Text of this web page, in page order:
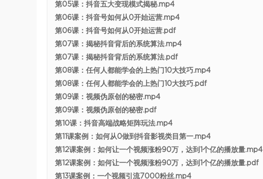
第05课：抖音五大变现模式揭秘.mp4
第06课：抖音号如何从0开始运营.mp4
第06课：抖音号如何从0开始运营.pdf
第07课：揭秘抖音背后的系统算法.mp4
第07课：揭秘抖音背后的系统算法.pdf
第08课：任何人都能学会的上热门10大技巧.mp4
第08课：任何人都能学会的上热门10大技巧.pdf
第09课：视频伪原创的秘密.mp4
第09课：视频伪原创的秘密.pdf
第10课：抖音高端战略矩阵玩法.mp4
第11课案例：如何从0做到抖音影视类目第一.mp4
第12课案例：如何让一个视频涨粉90万，达到1个亿的播放量.mp4
第12课案例：如何让一个视频涨粉90万，达到1个亿的播放量.pdf
第13课案例：一个视频引流7000粉丝.mp4